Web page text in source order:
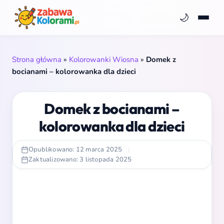
🌙
Strona główna » Kolorowanki Wiosna » Domek z
bocianami – kolorowanka dla dzieci
Domek z bocianami –
kolorowanka dla dzieci
Opublikowano: 12 marca 2025
|
Zaktualizowano: 3 listopada 2025